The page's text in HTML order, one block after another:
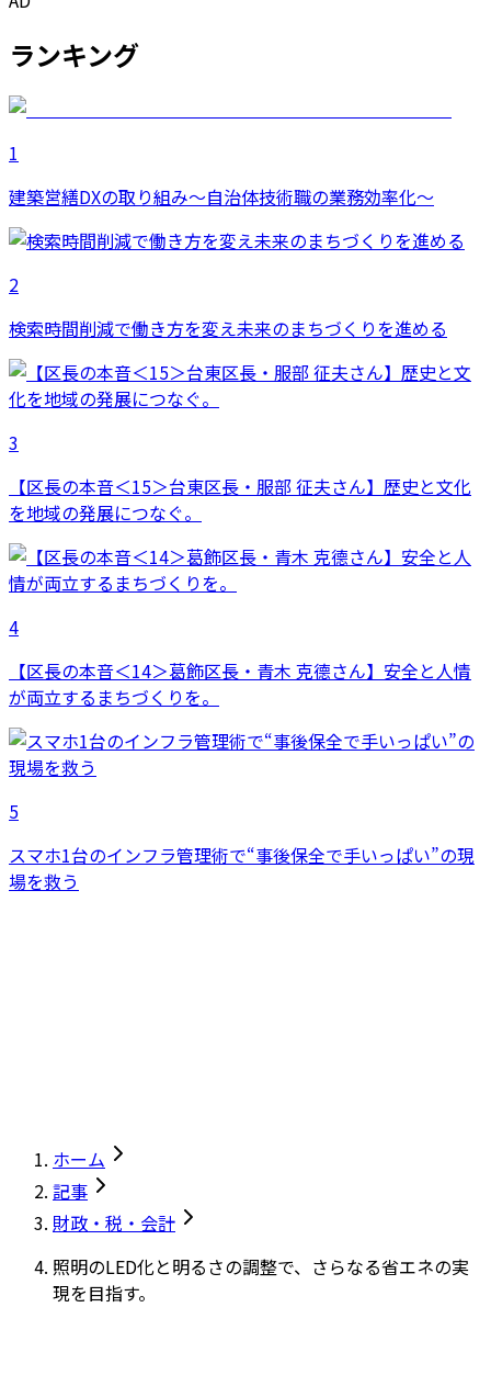
ランキング
1
建築営繕DXの取り組み～自治体技術職の業務効率化～
2
検索時間削減で働き方を変え未来のまちづくりを進める
3
【区長の本音＜15＞台東区長・服部 征夫さん】歴史と文化
を地域の発展につなぐ。
4
【区長の本音＜14＞葛飾区長・青木 克德さん】安全と人情
が両立するまちづくりを。
5
スマホ1台のインフラ管理術で“事後保全で手いっぱい”の現
場を救う
ホーム
記事
財政・税・会計
照明のLED化と明るさの調整で、さらなる省エネの実
現を目指す。